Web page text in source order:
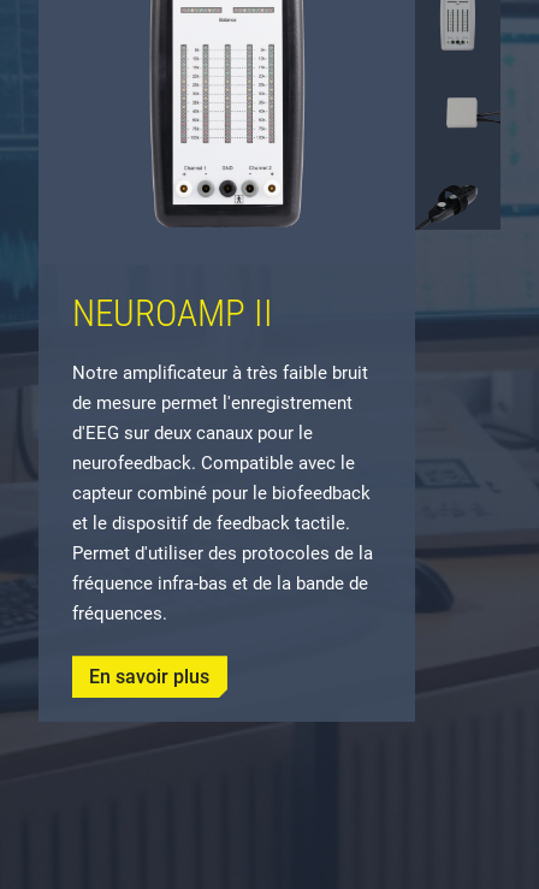
NEUROAMP II
Notre amplificateur à très faible bruit
de mesure permet l'enregistrement
d'EEG sur deux canaux pour le
neurofeedback. Compatible avec le
capteur combiné pour le biofeedback
et le dispositif de feedback tactile.
Permet d'utiliser des protocoles de la
fréquence infra-bas et de la bande de
fréquences.
En savoir plus